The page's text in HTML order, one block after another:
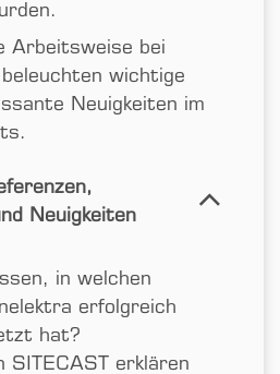
Arbeits­weise bei
wichtige
Neuigkeiten im
Neuigkeiten
in welchen
erfolgreich
hat?
SITECAST erklären